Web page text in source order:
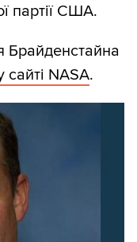
партії США.
Брайденстайна
NASA.